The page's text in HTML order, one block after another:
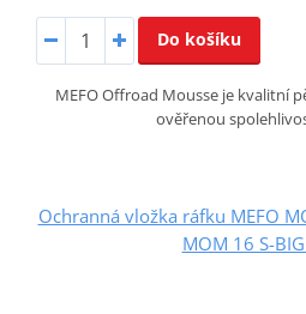
Do košíku
MEFO Offroad Mousse je kvalitní
ověřenou
Ochranná vložka ráfku MEFO
MOM 16 S-